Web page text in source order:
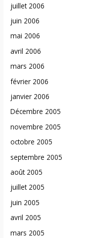
juillet 2006
juin 2006
mai 2006
avril 2006
mars 2006
février 2006
janvier 2006
Décembre 2005
novembre 2005
octobre 2005
septembre 2005
août 2005
juillet 2005
juin 2005
avril 2005
mars 2005